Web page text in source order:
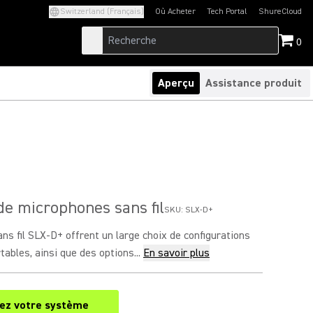
Switzerland (Français) Où Acheter Tech Portal
(Opens in a new tab)ShureCloud
(Opens in a new
0
Aperçu Assistance produit
microphones sans filSKU: SLX-D+
fil SLX-D+ offrent un large choix de configurations
ainsi que des options... En savoir plus
votre système